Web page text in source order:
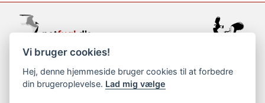
support@netfugl.dk
copyright © 2002-2023
Vi bruger cookies!
Hej, denne hjemmeside bruger cookies til at forbedre
din brugeroplevelse. Lad mig vælge